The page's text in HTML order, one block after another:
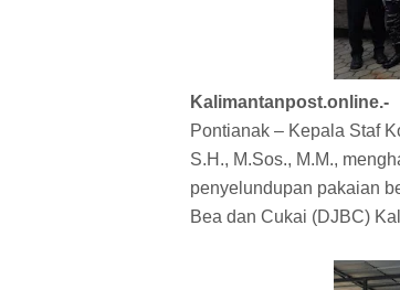
Kalimantanpost.online.-
Pontianak – Kepala Staf
S.H., M.Sos., M.M.,
penyelundupan pakaian
Bea dan Cukai (DJBC)